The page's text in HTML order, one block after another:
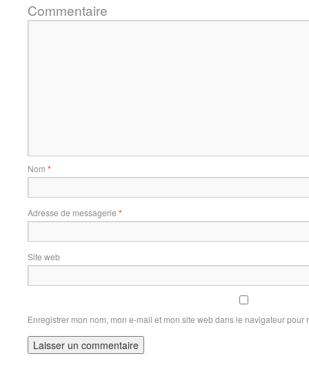
Commentaire
Nom *
Adresse de messagerie *
Site web
Enregistrer mon nom, mon e-mail et mon site web dans le navigateur pour